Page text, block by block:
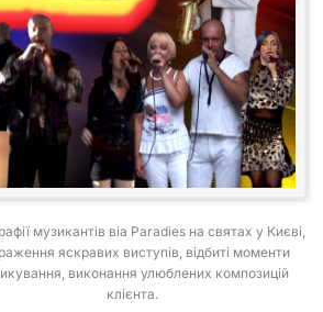
музикантів віа Paradies на святах у Києві,
яскравих виступів, відбиті моменти
виконання улюблених композицій
клієнта.